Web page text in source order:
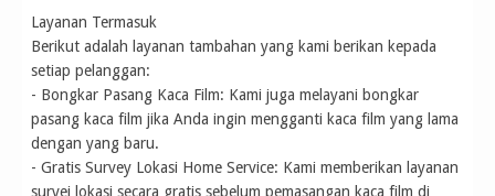
Layanan Termasuk
Berikut adalah layanan tambahan yang kami berikan kepada
setiap pelanggan:
- Bongkar Pasang Kaca Film: Kami juga melayani bongkar
pasang kaca film jika Anda ingin mengganti kaca film yang lama
dengan yang baru.
- Gratis Survey Lokasi Home Service: Kami memberikan layanan
survei lokasi secara gratis sebelum pemasangan kaca film di